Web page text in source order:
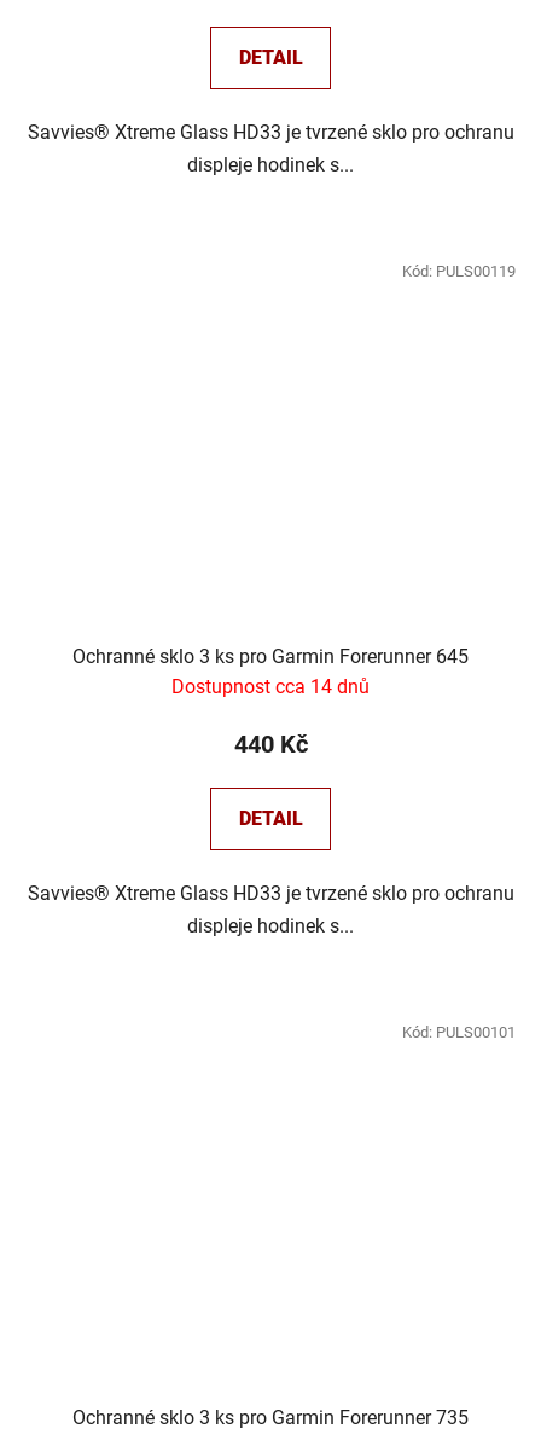
DETAIL
Savvies® Xtreme Glass HD33 je tvrzené sklo pro ochranu
displeje hodinek s...
Ochranné sklo 3 ks pro Garmin Forerunner 645
Dostupnost cca 14 dnů
440 Kč
DETAIL
Savvies® Xtreme Glass HD33 je tvrzené sklo pro ochranu
displeje hodinek s...
Kód: PULS00119
Ochranné sklo 3 ks pro Garmin Forerunner 735
Kód: PULS00101